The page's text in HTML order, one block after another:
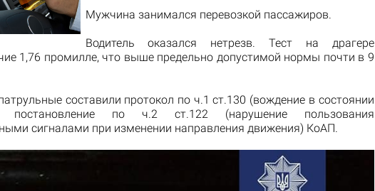
Мужчина занимался перевозкой пассажиров.
Водитель оказался нетрезв. Тест на драгере
1,76 промилле, что выше предельно допустимой нормы почти в 9
составили протокол по ч.1 ст.130 (вождение в состоянии
постановление по ч.2 ст.122 (нарушение пользования
сигналами при изменении направления движения) КоАП.